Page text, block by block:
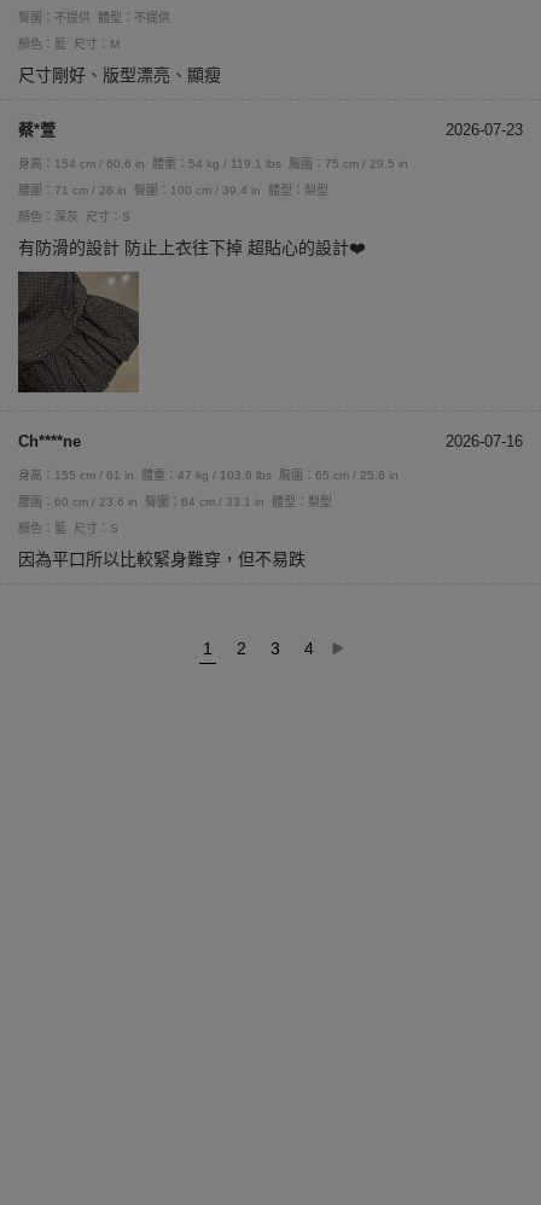
臀圍：不提供
體型：不提供
顏色：藍
尺寸：M
尺寸剛好、版型漂亮、顯瘦
蔡*萱 2026-07-23
身高：154 cm / 60.6 in 體重：54 kg / 119.1 lbs
胸圍：75 cm / 29.5 in
腰圍：71 cm / 28 in
臀圍：100 cm / 39.4 in
體型：梨型
顏色：深灰
尺寸：S
有防滑的設計 防止上衣往下掉 超貼心的設計❤️
Ch****ne 2026-07-16
身高：155 cm / 61 in 體重：47 kg / 103.6 lbs
胸圍：65 cm / 25.6 in
腰圍：60 cm / 23.6 in
臀圍：84 cm / 33.1 in
體型：梨型
顏色：藍
尺寸：S
因為平口所以比較緊身難穿，但不易跌
1 2 3 4